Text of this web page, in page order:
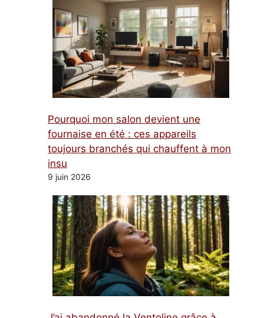
Pourquoi mon salon devient une
fournaise en été : ces appareils
toujours branchés qui chauffent à mon
insu
9 juin 2026